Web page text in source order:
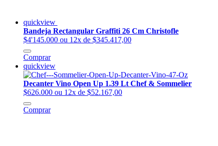
quickview
Bandeja Rectangular Graffiti 26 Cm Christofle
$4'145.000 ou 12x de $345.417,00
Comprar
quickview
Decanter Vino Open Up 1.39 Lt Chef & Sommelier
$626.000 ou 12x de $52.167,00
Comprar